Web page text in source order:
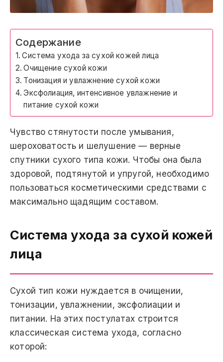
Содержание
Система ухода за сухой кожей лица
Очищение сухой кожи
Тонизация и увлажнение сухой кожи
Эксфолиация, интенсивное увлажнение и
питание сухой кожи
Чувство стянутости после умывания,
шероховатость и шелушение — верные
спутники сухого типа кожи. Чтобы она была
здоровой, подтянутой и упругой, необходимо
пользоваться косметическими средствами с
максимально щадящим составом.
Система ухода за сухой кожей
лица
Сухой тип кожи нуждается в очищении,
тонизации, увлажнении, эксфолиации и
питании. На этих постулатах строится
классическая система ухода, согласно
которой: